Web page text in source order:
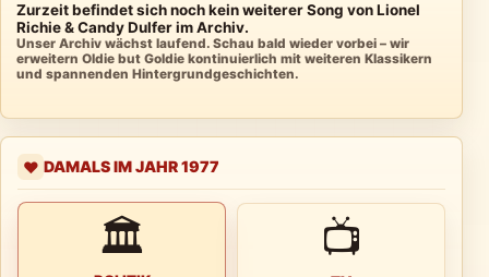
Zurzeit befindet sich noch kein weiterer Song von Lionel
Richie & Candy Dulfer im Archiv.
Unser Archiv wächst laufend. Schau bald wieder vorbei – wir
erweitern Oldie but Goldie kontinuierlich mit weiteren Klassikern
und spannenden Hintergrundgeschichten.
❤️ DAMALS IM JAHR 1977
🏛 📺